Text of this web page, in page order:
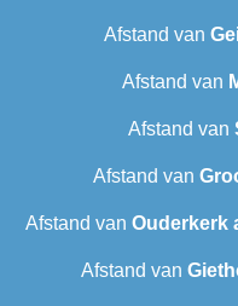
Afstand van
Afstand van
Afstand van
Afstand van
Afstand van Ouderkerk
Afstand van